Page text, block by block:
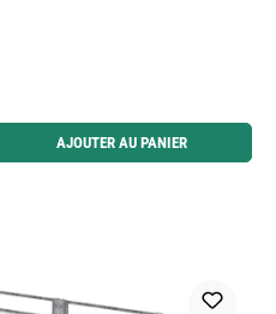
ou utilisez les boutons pour augmenter ou
AJOUTER AU PANIER